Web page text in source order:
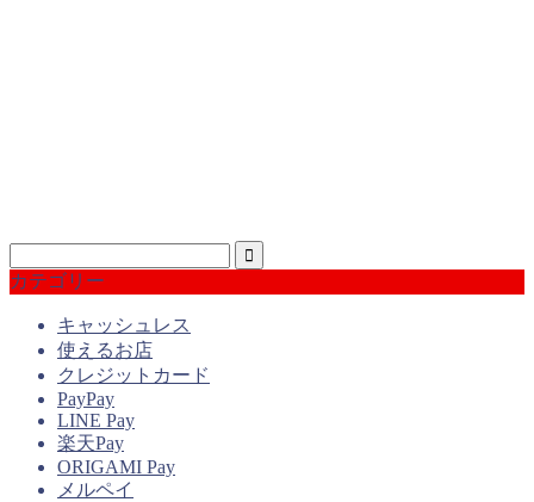
カテゴリー
キャッシュレス
使えるお店
クレジットカード
PayPay
LINE Pay
楽天Pay
ORIGAMI Pay
メルペイ